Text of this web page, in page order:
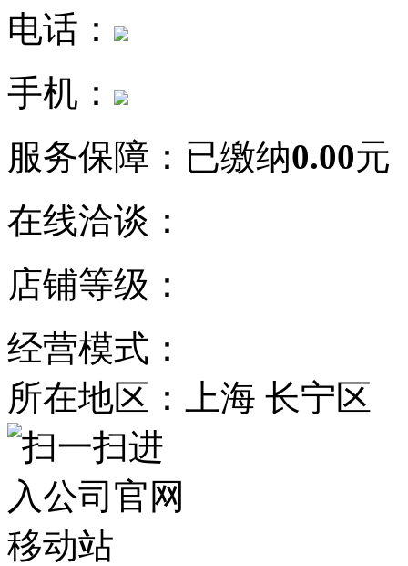
电话：
手机：
服务保障： 已缴纳0.00元
在线洽谈：
店铺等级：
经营模式：
所在地区：上海 长宁区